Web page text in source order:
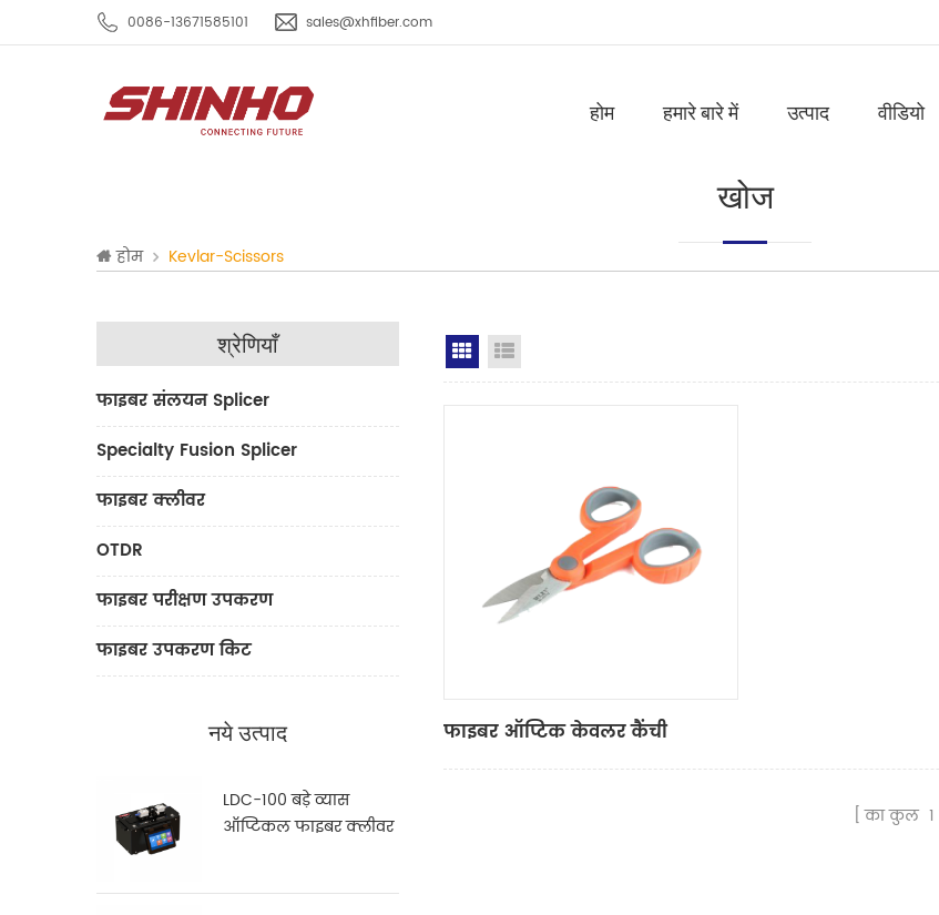
0086-13671585101 sales@xhfiber.com
होम हमारे बारे में उत्पाद वीडियो
खोज
होम Kevlar-Scissors
श्रेणियाँ
फाइबर संलयन Splicer
Specialty Fusion Splicer
फाइबर क्लीवर
OTDR
फाइबर परीक्षण उपकरण
फाइबर उपकरण किट
नये उत्पाद
LDC-100 बड़े व्यास
ऑप्टिकल फाइबर क्लीवर
Grid View
फाइबर ऑप्टिक केवलर कैंची
का कुल 1